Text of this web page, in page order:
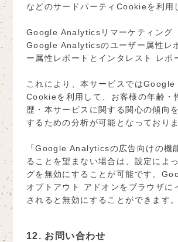
などのサードパーティCookieを利用
Google Analyticsリマーケティング
Google Analyticsのユーザー属性レ
ー属性レポートとインタレスト レポ
これにより、本サービスでは
Cookieを利用して、お客様の年齢・
歴・本サービスに関する関心の傾向
するための分析が可能となっておりま
「Google Analyticsの広告向けの機
ることを望まない場合は、設定によ
グを無効にすることが可能です。
オプトアウト アドオンをブラウザに
されると無効にすることができます。
12. お問い合わせ